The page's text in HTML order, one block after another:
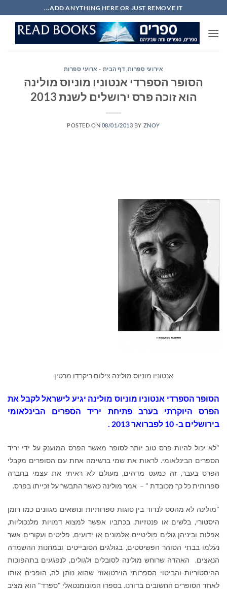
to
content
ADD ANYTHING HERE OR JUST REMOVE IT...
אירועי ספרות דף הבית - ארועי ספרות
הסופר הספרדי אנטוניו מוניוס מולינה
הוא זוכה פרס ירושלים לשנת 2013
POSTED ON 08/01/2013 BY ZNOY
אנטוניו מוניוס מולינה צילום ריקרדו מרטין
הסופר הספרדי אנטוניו מוניוס מולינה יגיע לישראל לקבל את
הפרס היוקרתי בערב פתיחת יריד הספרים הבינלאומי
בירושלים ב- 10 לפברואר 2013 .
"לא יכול להיות פרס טוב יותר לסופר מאשר הפרס המוענק על ידי יריד
הספרים הבינלאומי. לראות את שמי ברשימה אחת עם הסופרים מקבלי
הפרס בעבר, זה כמעט מדהים, מעולם לא ראיתי את עצמי בחברה
ספרותית כל כך מכובדת " – אמר מולינה כאשר התבשר על זכייתו בפרס.
"מולינה לא מהסס לנדוד בין סוגות ספרותיות ונושאים מגוונים כמו רומן
היסטורי, בלשים או פנטזיות. בכתביו אפשר למצוא דמויות מלנכוליות,
אפלות וביניהן גולים פוליטיים אלמונים או ידועים, פליטים ועקורים אשר
נעלמו בבתי הסוהר הפשיסטים, בגולגים הסובייטים ובמחנות ההשמדה
הנאצים. האהדה שרוחש מולינה לסובלים ולגולים, לנפגעים בתהפוכות
ההיסטוריות והביטוי הספרותי הוירטואוזי שהוא נותן לה, הופכים אותו
לאחד הסופרים החשובים בדורנו. בספרו המונומנטאלי "ספרד" הוא מציב